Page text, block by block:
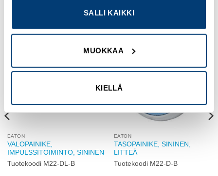
SALLI KAIKKI
MUOKKAA
KIELLÄ
EATON
VALOPAINIKE,
IMPULSSITOIMINTO, SININEN
Tuotekoodi M22-DL-B
EATON
TASOPAINIKE, SININEN,
LITTEÄ
Tuotekoodi M22-D-B